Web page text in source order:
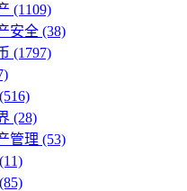
(1109)
安全 (38)
(1797)
(516)
(28)
管理 (53)
(11)
(85)